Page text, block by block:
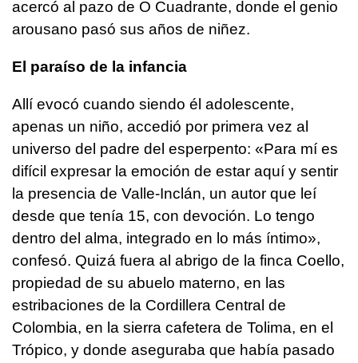
acercó al pazo de O Cuadrante, donde el genio
arousano pasó sus años de niñez.
El paraíso de la infancia
Allí evocó cuando siendo él adolescente,
apenas un niño, accedió por primera vez al
universo del padre del esperpento: «Para mí es
difícil expresar la emoción de estar aquí y sentir
la presencia de Valle-Inclán, un autor que leí
desde que tenía 15, con devoción. Lo tengo
dentro del alma, integrado en lo más íntimo»,
confesó. Quizá fuera al abrigo de la finca Coello,
propiedad de su abuelo materno, en las
estribaciones de la Cordillera Central de
Colombia, en la sierra cafetera de Tolima, en el
Trópico, y donde aseguraba que había pasado